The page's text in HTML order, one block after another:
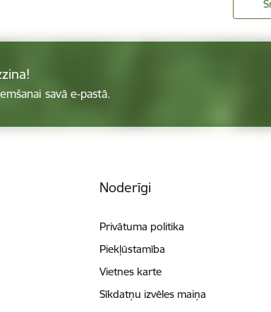
savā e-pastā.
Noderīgi
Privātuma politika
Piekļūstamība
Vietnes karte
Sīkdatņu izvēles maiņa